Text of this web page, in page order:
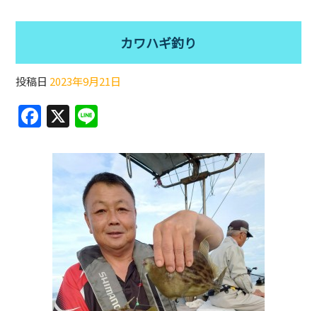
カワハギ釣り
投稿日 2023年9月21日
F
a
c
e
b
o
k
X
e